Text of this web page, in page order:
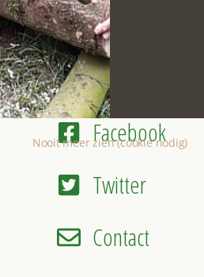
Nieuwsbrief
Facebook
Twitter
Contact
Nooit meer zien (cookie nodig)